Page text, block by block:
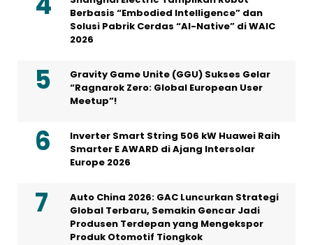
Berbasis “Embodied Intelligence” dan
Solusi Pabrik Cerdas “AI-Native” di WAIC
2026
Gravity Game Unite (GGU) Sukses Gelar
“Ragnarok Zero: Global European User
Meetup”!
Inverter Smart String 506 kW Huawei Raih
Smarter E AWARD di Ajang Intersolar
Europe 2026
Auto China 2026: GAC Luncurkan Strategi
Global Terbaru, Semakin Gencar Jadi
Produsen Terdepan yang Mengekspor
Produk Otomotif Tiongkok